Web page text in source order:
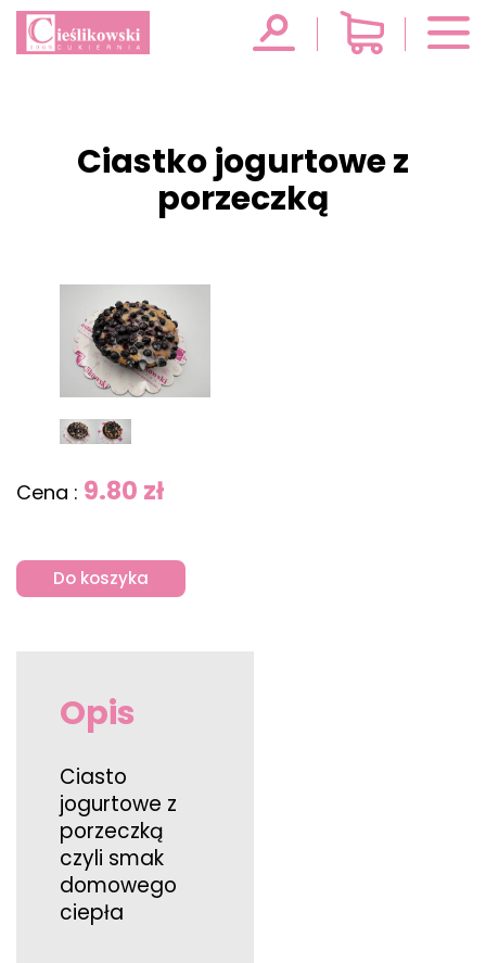
Ciastko jogurtowe z
porzeczką
Cena : 9.80 zł
Do koszyka
Opis
Ciasto
jogurtowe z
porzeczką
czyli smak
domowego
ciepła